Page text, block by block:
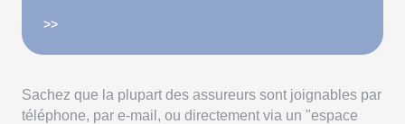
>>
Sachez que la plupart des assureurs sont joignables par
téléphone, par e-mail, ou directement via un "espace